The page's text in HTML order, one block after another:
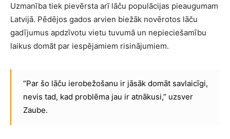
Uzmanība tiek pievērsta arī lāču populācijas pieaugumam
Latvijā. Pēdējos gados arvien biežāk novērotos lāču
gadījumus apdzīvotu vietu tuvumā un nepieciešamību
laikus domāt par iespējamiem risinājumiem.
“Par šo lāču ierobežošanu ir jāsāk domāt savlaicīgi,
nevis tad, kad problēma jau ir atnākusi,” uzsver
Zaube.